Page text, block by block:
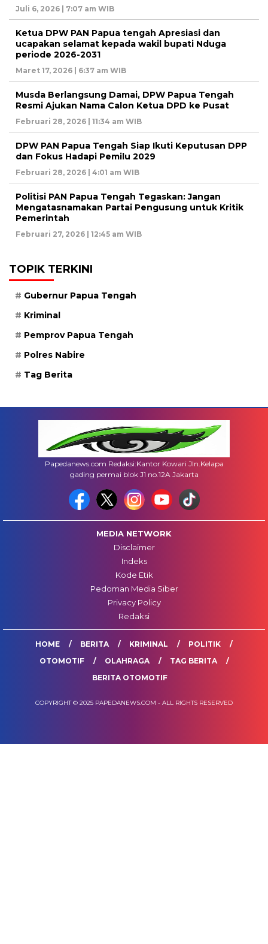
Juli 6, 2026 | 7:07 am WIB
Ketua DPW PAN Papua tengah Apresiasi dan
ucapakan selamat kepada wakil bupati Nduga
periode 2026-2031
Maret 17, 2026 | 6:37 am WIB
Musda Berlangsung Damai, DPW Papua Tengah
Resmi Ajukan Nama Calon Ketua DPD ke Pusat
Februari 28, 2026 | 11:34 am WIB
DPW PAN Papua Tengah Siap Ikuti Keputusan DPP
dan Fokus Hadapi Pemilu 2029
Februari 28, 2026 | 4:01 am WIB
Politisi PAN Papua Tengah Tegaskan: Jangan
Mengatasnamakan Partai Pengusung untuk Kritik
Pemerintah
Februari 27, 2026 | 12:45 am WIB
TOPIK TERKINI
Gubernur Papua Tengah
Kriminal
Pemprov Papua Tengah
Polres Nabire
Tag Berita
Papedanews.com Redaksi:Kantor Kowari Jln.Kelapa
gading permai blok J1 no.12A Jakarta
MEDIA NETWORK
Disclaimer
Indeks
Kode Etik
Pedoman Media Siber
Privacy Policy
Redaksi
HOME BERITA KRIMINAL
POLITIK
OTOMOTIF
OLAHRAGA
TAG BERITA
BERITA OTOMOTIF
COPYRIGHT © 2025 PAPEDANEWS.COM - ALL RIGHTS RESERVED